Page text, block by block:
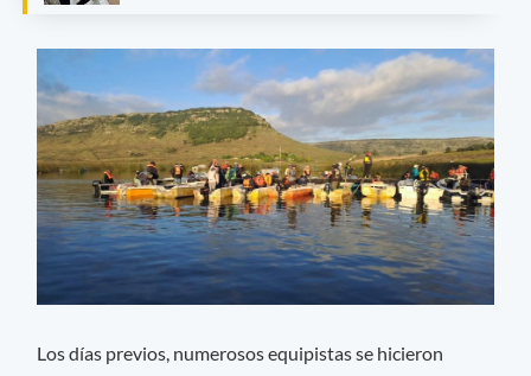
Los días previos, numerosos equipistas se hicieron